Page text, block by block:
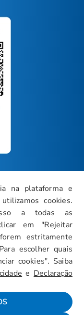
na plataforma e
cookies.
a todas as
em "Rejeitar
estritamente
escolher quais
cookies". Saiba
e Declaração